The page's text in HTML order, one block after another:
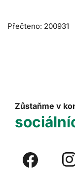
Přečteno: 200931
Zůstaňme v